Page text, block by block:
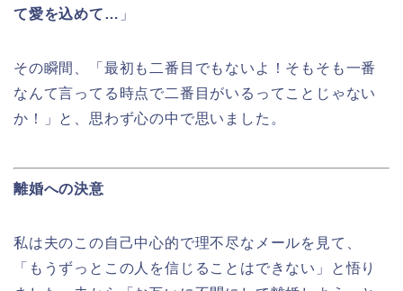
て愛を込めて… 」
その瞬間、「最初も二番目でもないよ！そもそも一番
なんて言ってる時点で二番目がいるってことじゃない
か！」と、思わず心の中で思いました。
離婚への決意
私は夫のこの自己中心的で理不尽なメールを見て、
「もうずっとこの人を信じることはできない」と悟り